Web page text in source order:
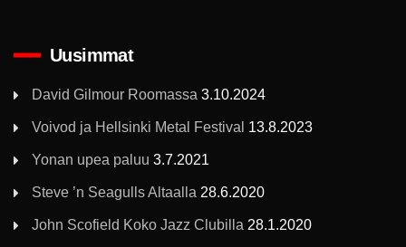
Uusimmat
David Gilmour Roomassa 3.10.2024
Voivod ja Hellsinki Metal Festival 13.8.2023
Yonan upea paluu 3.7.2021
Steve ’n Seagulls Altaalla 28.6.2020
John Scofield Koko Jazz Clubilla 28.1.2020